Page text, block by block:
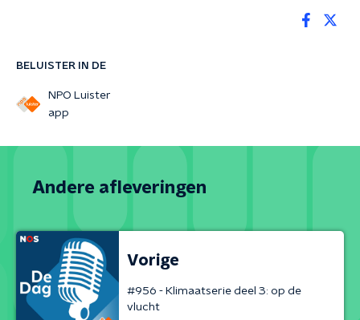
BELUISTER IN DE
NPO Luister
app
Andere afleveringen
Vorige
#956 - Klimaatserie deel 3: op de
vlucht